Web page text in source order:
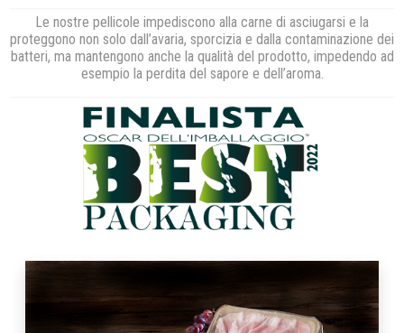
Le nostre pellicole impediscono alla carne di asciugarsi e la
proteggono non solo dall’avaria, sporcizia e dalla contaminazione dei
batteri, ma mantengono anche la qualità del prodotto, impedendo ad
esempio la perdita del sapore e dell’aroma.